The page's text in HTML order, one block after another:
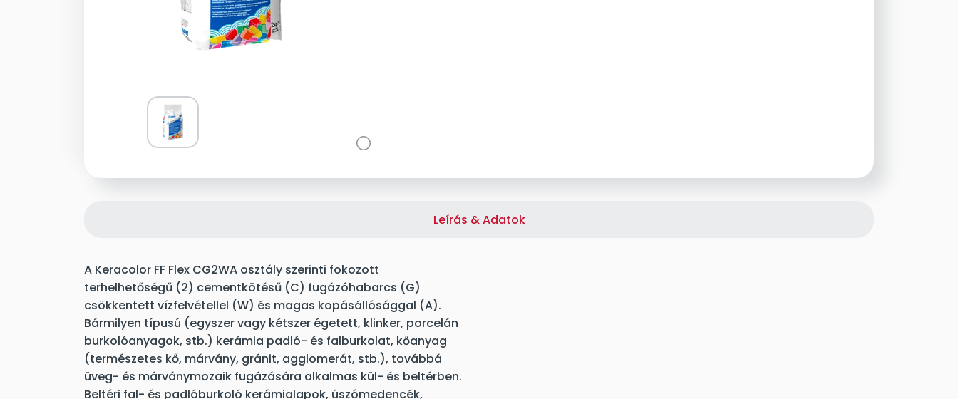
Leírás & Adatok
A Keracolor FF Flex CG2WA osztály szerinti fokozott
terhelhetőségű (2) cementkötésű (C) fugázóhabarcs (G)
csökkentett vízfelvétellel (W) és magas kopásállósággal (A).
Bármilyen típusú (egyszer vagy kétszer égetett, klinker, porcelán
burkolóanyagok, stb.) kerámia padló- és falburkolat, kőanyag
(természetes kő, márvány, gránit, agglomerát, stb.), továbbá
üveg- és márványmozaik fugázására alkalmas kül- és beltérben.
Beltéri fal- és padlóburkoló kerámialapok, úszómedencék,